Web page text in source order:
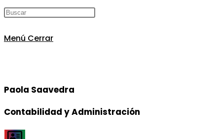
Menú Cerrar
Paola Saavedra
Contabilidad y Administración